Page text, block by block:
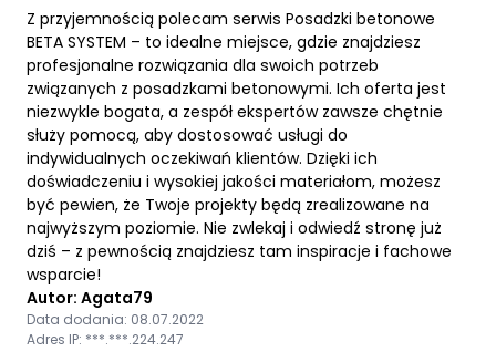
Z przyjemnością polecam serwis Posadzki betonowe
BETA SYSTEM – to idealne miejsce, gdzie znajdziesz
profesjonalne rozwiązania dla swoich potrzeb
związanych z posadzkami betonowymi. Ich oferta jest
niezwykle bogata, a zespół ekspertów zawsze chętnie
służy pomocą, aby dostosować usługi do
indywidualnych oczekiwań klientów. Dzięki ich
doświadczeniu i wysokiej jakości materiałom, możesz
być pewien, że Twoje projekty będą zrealizowane na
najwyższym poziomie. Nie zwlekaj i odwiedź stronę już
dziś – z pewnością znajdziesz tam inspiracje i fachowe
wsparcie!
Autor: Agata79
Data dodania: 08.07.2022
Adres IP: ***.***.224.247